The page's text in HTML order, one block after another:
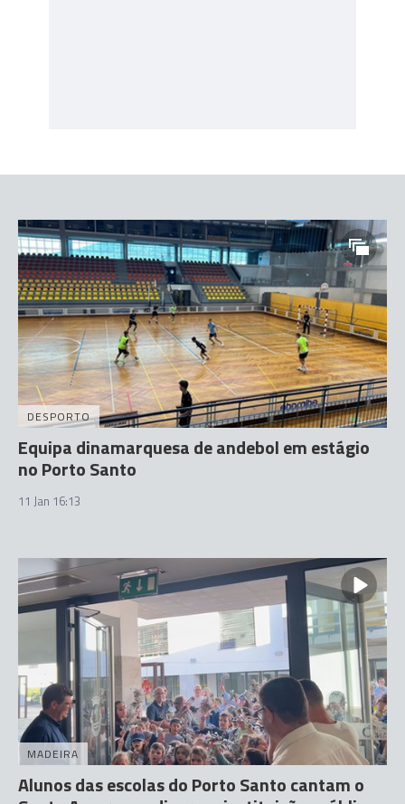
DESPORTO
Equipa dinamarquesa de andebol em estágio
no Porto Santo
11 Jan 16:13
MADEIRA
Alunos das escolas do Porto Santo cantam o